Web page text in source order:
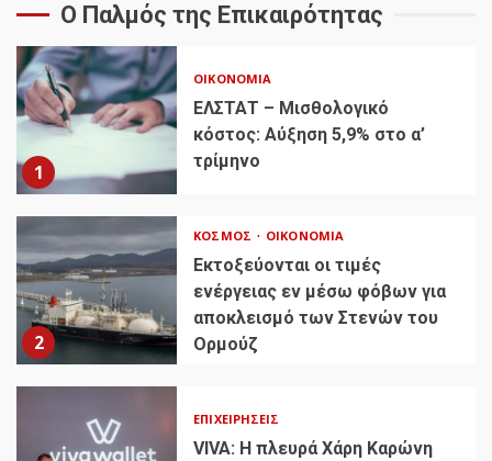
Ο Παλμός της Επικαιρότητας
1
ΟΙΚΟΝΟΜΊΑ
ΕΛΣΤΑΤ – Μισθολογικό
κόστος: Αύξηση 5,9% στο α’
τρίμηνο
2
ΚΌΣΜΟΣ ΟΙΚΟΝΟΜΊΑ
Εκτοξεύονται οι τιμές
ενέργειας εν μέσω φόβων για
αποκλεισμό των Στενών του
Ορμούζ
ΕΠΙΧΕΙΡΉΣΕΙΣ
VIVA: Η πλευρά Χάρη Καρώνη